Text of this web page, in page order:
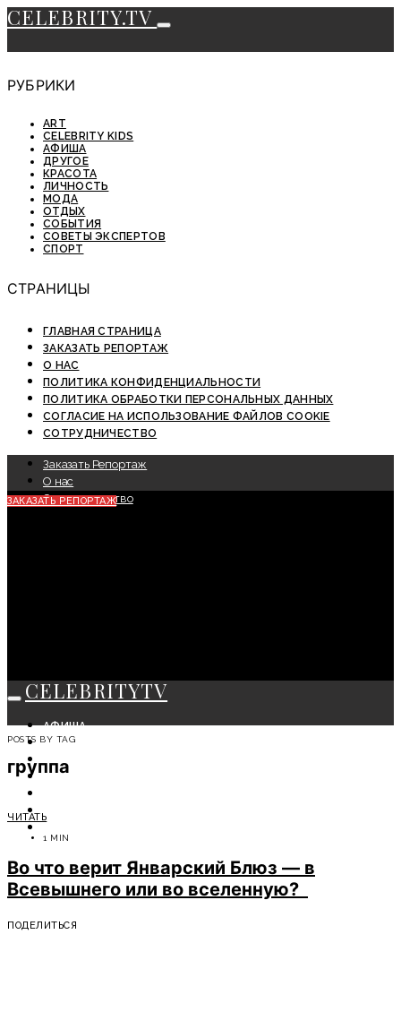
CELEBRITY.TV
РУБРИКИ
ART
CELEBRITY KIDS
АФИША
ДРУГОЕ
КРАСОТА
ЛИЧНОСТЬ
МОДА
ОТДЫХ
СОБЫТИЯ
СОВЕТЫ ЭКСПЕРТОВ
СПОРТ
СТРАНИЦЫ
ГЛАВНАЯ СТРАНИЦА
ЗАКАЗАТЬ РЕПОРТАЖ
О НАС
ПОЛИТИКА КОНФИДЕНЦИАЛЬНОСТИ
ПОЛИТИКА ОБРАБОТКИ ПЕРСОНАЛЬНЫХ ДАННЫХ
СОГЛАСИЕ НА ИСПОЛЬЗОВАНИЕ ФАЙЛОВ COOKIE
СОТРУДНИЧЕСТВО
Заказать Репортаж
О нас
Сотрудничество
ЗАКАЗАТЬ РЕПОРТАЖ
CELEBRITYTV
АФИША
СОБЫТИЯ
КРАСОТА
МОДА
POSTS BY TAG
группа
ЧИТАТЬ
1 MIN
Во что верит Январский Блюз — в
Всевышнего или во вселенную?
ПОДЕЛИТЬСЯ